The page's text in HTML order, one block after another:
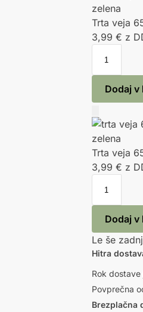
Trta veja
3,99 € z
Dodaj v
Trta veja
3,99 € z
Dodaj v
Le še
Hitra
Rok
Povprečna
Brezplačna